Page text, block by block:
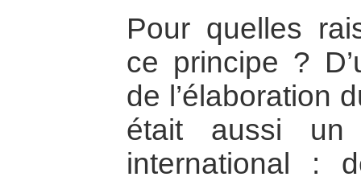
Pour quelles
ce principe ?
de l’élaboration
était aussi un
international :